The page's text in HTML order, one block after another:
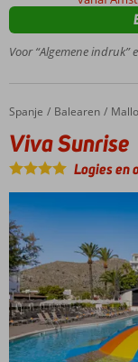
loopafstand
van het
strand
gerenoveerd
in 2023
Maar liefst 2
zwembaden
Halfpension
ook
mogelijk
Voor “Algemene indruk”
Home
Spanje Balearen
Viva Sunrise
Viva Sunrise
Logies en